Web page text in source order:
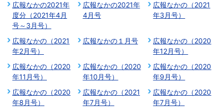
広報なかの2021年
度分（2021年4月
号～3月号）
広報なかの2021年
4月号
広報なかの（2021
年3月号）
広報なかの（2021
年2月号）
広報なかの１月号
広報なかの（2020
年12月号）
広報なかの（2020
年11月号）
広報なかの（2020
年10月号）
広報なかの（2020
年9月号）
広報なかの（2020
年8月号）
広報なかの（2021
年7月号）
広報なかの（2020
年7月号）